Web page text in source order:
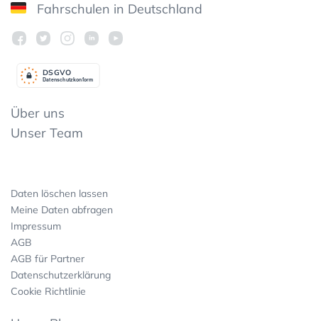
Fahrschulen in Deutschland
Datenschutzkonform
DSGVO
Über uns
Unser Team
Daten löschen lassen
Meine Daten abfragen
Impressum
AGB
AGB für Partner
Datenschutzerklärung
Cookie Richtlinie